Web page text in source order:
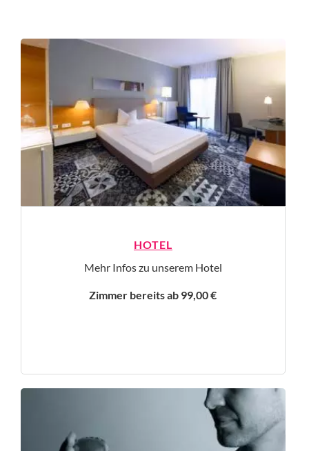
HOTEL
Mehr Infos zu unserem Hotel
Zimmer bereits ab 99,00 €